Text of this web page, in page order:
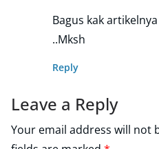
Bagus kak
..Mksh
Reply
Leave a Reply
Your email address will not